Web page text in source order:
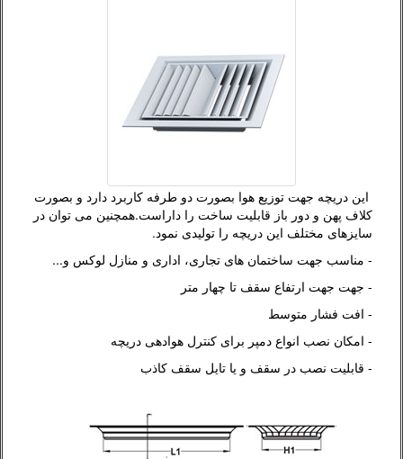
این دریچه جهت توزیع هوا بصورت دو طرفه کاربرد دارد و بصورت
کلاف پهن و دور باز قابلیت ساخت را داراست.همچنین می توان در
سایزهای مختلف این دریچه را تولیدی نمود.
- مناسب جهت ساختمان های تجاری، اداری و منازل لوکس و...
- جهت جهت ارتفاع سقف تا چهار متر
- افت فشار متوسط
- امکان نصب انواع دمپر برای کنترل هوادهی دریچه
- قابلیت نصب در سقف و یا تایل سقف کاذب